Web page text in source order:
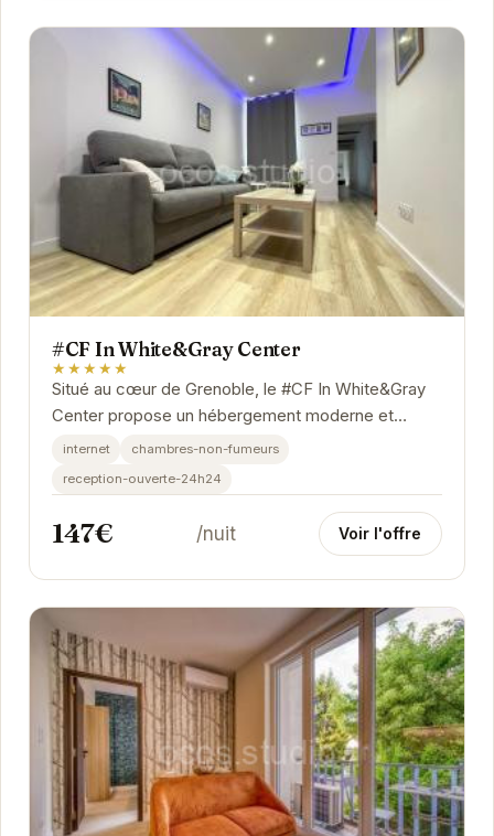
#CF In White&Gray Center
★★★★★
Situé au cœur de Grenoble, le #CF In White&Gray
Center propose un hébergement moderne et
confortable. Son design élégant et ses
internet
chambres-non-fumeurs
reception-ouverte-24h24
147€ /nuit Voir l'offre